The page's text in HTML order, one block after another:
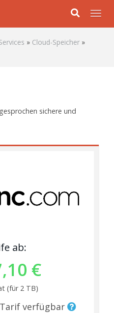
» Cloud-Speicher »
sichere und
ab:
€
(für 2 TB)
verfügbar